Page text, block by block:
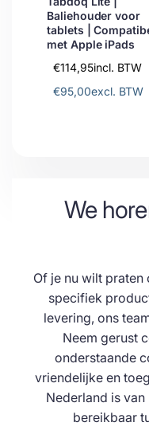
Baliehouder voor
tablets |
met Apple iPads
€114,95incl. BTW
€95,00excl. BTW
We
Of je nu wilt praten
specifiek
levering, ons
Neem gerust
onderstaande
vriendelijke en
Nederland is
bereikbaar